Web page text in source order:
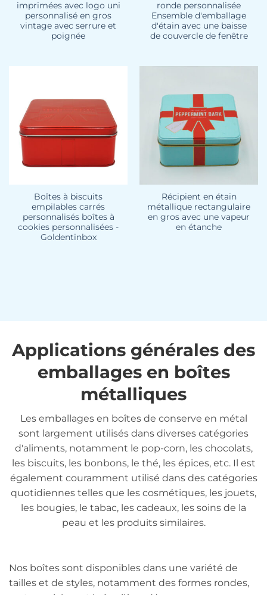
imprimées avec logo uni
personnalisé en gros
vintage avec serrure et
poignée
ronde personnalisée
Ensemble d'emballage
d'étain avec une baisse
de couvercle de fenêtre
Boîtes à biscuits
empilables carrés
personnalisés boîtes à
cookies personnalisées -
Goldentinbox
Récipient en étain
métallique rectangulaire
en gros avec une vapeur
en étanche
Applications générales des
emballages en boîtes
métalliques
Les emballages en boîtes de conserve en métal
sont largement utilisés dans diverses catégories
d'aliments, notamment le pop-corn, les chocolats,
les biscuits, les bonbons, le thé, les épices, etc. Il est
également couramment utilisé dans des catégories
quotidiennes telles que les cosmétiques, les jouets,
les bougies, le tabac, les cadeaux, les soins de la
peau et les produits similaires.
Nos boîtes sont disponibles dans une variété de
tailles et de styles, notamment des formes rondes,